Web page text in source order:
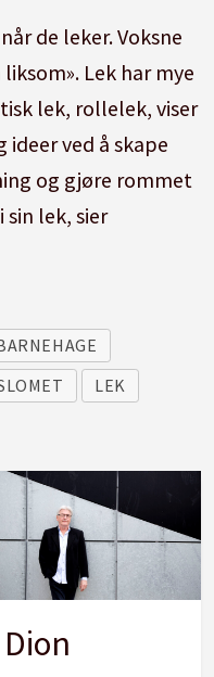
de leker. Voksne
Lek har mye
lek, rollelek, viser
ved å skape
og gjøre rommet
lek, sier
LEK
Dion